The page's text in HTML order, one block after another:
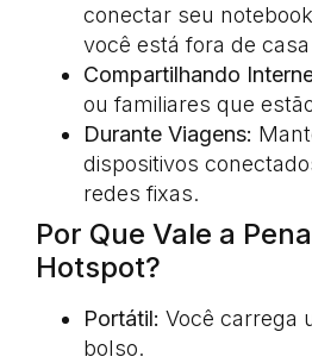
conectar seu
você está fora de
Compartilhando
ou familiares que
Durante Viagens:
dispositivos
redes fixas.
Por Que Vale a
Hotspot?
Portátil: Você carrega
bolso.